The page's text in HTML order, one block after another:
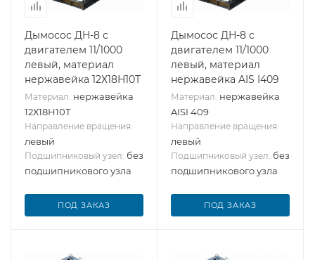
Дымосос ДН-8 с
двигателем 11/1000
левый, материал
нержавейка 12Х18Н10Т
Материал: нержавейка
12Х18Н10Т
Направление вращения:
левый
Подшипниковый узел: без
подшипникового узла
ПОД ЗАКАЗ
Дымосос ДН-8 с
двигателем 11/1000
левый, материал
нержавейка AIS I409
Материал: нержавейка
AISI 409
Направление вращения:
левый
Подшипниковый узел: без
подшипникового узла
ПОД ЗАКАЗ